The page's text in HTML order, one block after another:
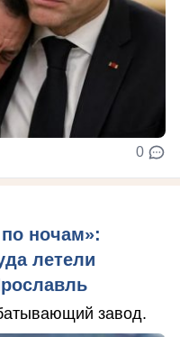
0
ночам»:
летели
завод.